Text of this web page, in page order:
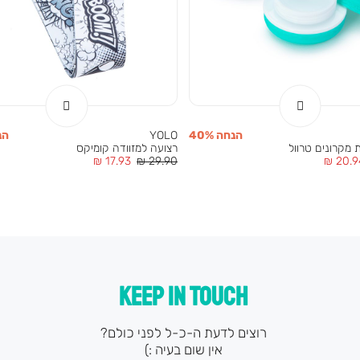
הנחה 40%
מקרונים טרוול
20.94
YOLO
רצועה למזוודה קומיקס
מחיר
17.93 ₪
מחיר
29.90 ₪
KEEP IN TOUCH
רוצים לדעת ה-כ-ל לפני כולם?
אין שום בעיה :)